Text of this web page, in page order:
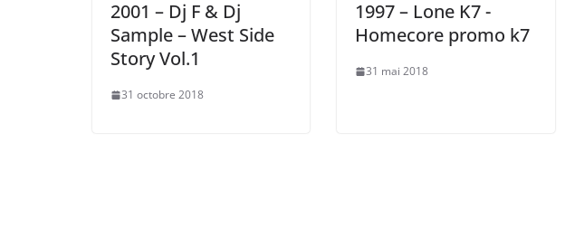
2001 – Dj F & Dj
Sample – West Side
Story Vol.1
31 octobre 2018
1997 – Lone K7 -
Homecore promo k7
31 mai 2018